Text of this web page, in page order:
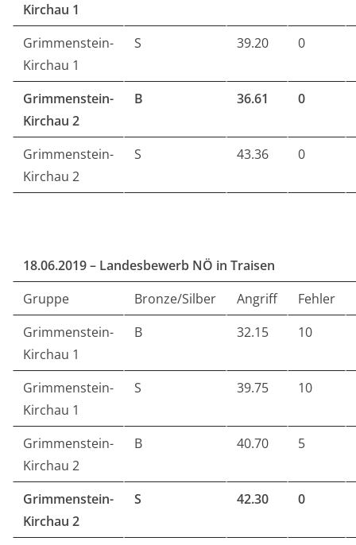
Kirchau 1
Grimmenstein-
Kirchau 1
S 39.20 0
Grimmenstein-
Kirchau 2
B 36.61 0
Grimmenstein-
Kirchau 2
S 43.36 0
18.06.2019 – Landesbewerb NÖ in Traisen
Gruppe
Bronze/Silber Angriff
Fehler
Grimmenstein-
Kirchau 1
B 32.15 10
Grimmenstein-
Kirchau 1
S 39.75 10
Grimmenstein-
Kirchau 2
B 40.70 5
Grimmenstein-
Kirchau 2
S 42.30 0